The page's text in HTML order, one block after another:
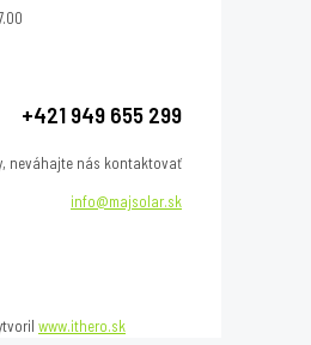
+421 949 655 299
neváhajte nás kontaktovať
info@majsolar.sk
www.ithero.sk